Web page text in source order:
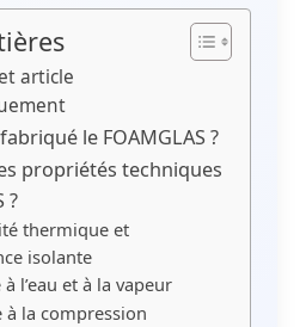
article
le FOAMGLAS ?
propriétés techniques
?
thermique et
isolante
l’eau et à la vapeur
à la compression